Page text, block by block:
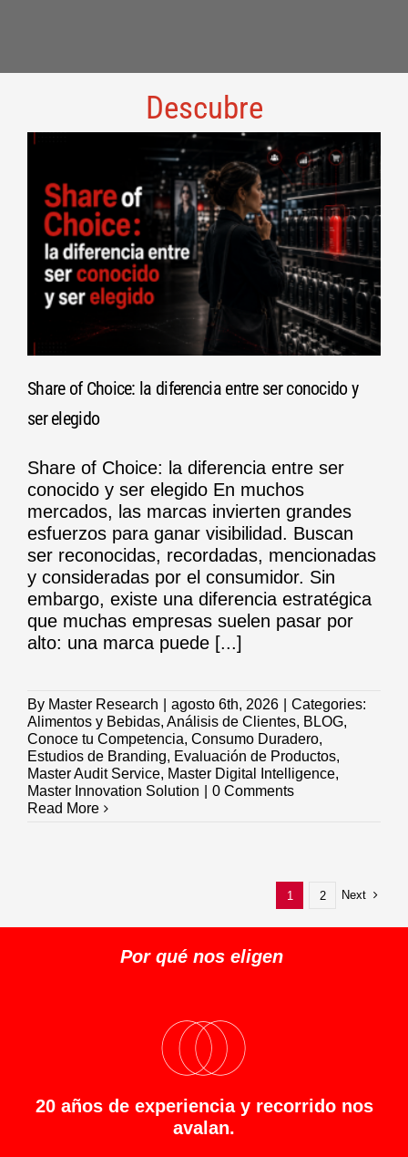
Descubre
Share of Choice: la diferencia entre ser conocido y
ser elegido
Share of Choice: la diferencia entre ser
conocido y ser elegido En muchos
mercados, las marcas invierten grandes
esfuerzos para ganar visibilidad. Buscan
ser reconocidas, recordadas, mencionadas
y consideradas por el consumidor. Sin
embargo, existe una diferencia estratégica
que muchas empresas suelen pasar por
alto: una marca puede [...]
By Master Research agosto 6th, 2026
Categories:
Alimentos y Bebidas, Análisis de Clientes, BLOG,
Conoce tu Competencia, Consumo Duradero,
Estudios de Branding, Evaluación de Productos,
Master Audit Service, Master Digital Intelligence,
Master Innovation Solution
0 Comments
Read More
1 2 Next
Por qué nos eligen
20 años de experiencia y recorrido nos
avalan.